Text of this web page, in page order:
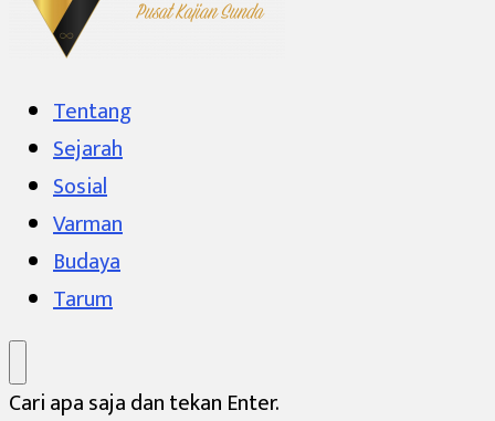
Varman Institute
Pusat Kajian Sunda
Tentang
Sejarah
Sosial
Varman
Budaya
Tarum
Mencari
Cari apa saja dan tekan Enter.